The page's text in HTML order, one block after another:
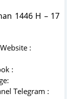
1446 H – 17
Website :
:
Telegram :